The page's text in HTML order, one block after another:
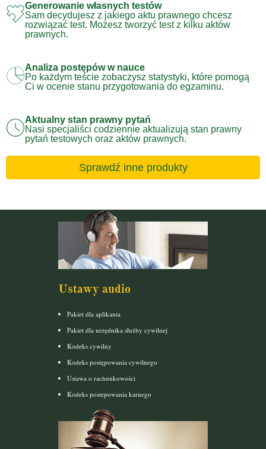
Generowanie własnych testów
Sam decydujesz z jakiego aktu prawnego chcesz
rozwiązać test. Możesz tworzyć test z kilku aktów
prawnych.
Analiza postępów w nauce
Po każdym teście zobaczysz statystyki, które pomogą
Ci w ocenie stanu przygotowania do egzaminu.
Aktualny stan prawny pytań
Nasi specjaliści codziennie aktualizują stan prawny
pytań testowych oraz aktów prawnych.
Sprawdź inne produkty
Ustawy audio
Pakiet dla aplikanta
Pakiet dla urzędnika służby cywilnej
Kodeks cywilny
Kodeks postępowania cywilnego
Ustawa o rachunkowości
Kodeks postepowania karnego